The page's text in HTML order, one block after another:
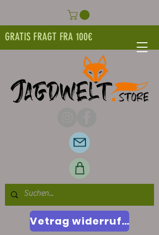
GRATIS FRAGT FRA 100€
Vetrag widerrufen